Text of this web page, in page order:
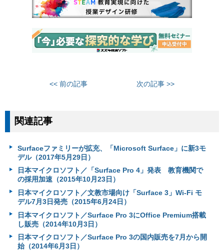
<< 前の記事 次の記事 >>
関連記事
Surfaceファミリーが拡充、「Microsoft Surface」に新3モ
デル（2017年5月29日）
日本マイクロソフト／「Surface Pro 4」発表 教育機関で
の採用加速（2015年10月23日）
日本マイクロソフト／文教市場向け「Surface 3」Wi-Fi モ
デル7月3日発売（2015年6月24日）
日本マイクロソフト／Surface Pro 3にOffice Premium搭載
し販売（2014年10月3日）
日本マイクロソフト／Surface Pro 3の国内販売を7月から開
始（2014年6月3日）